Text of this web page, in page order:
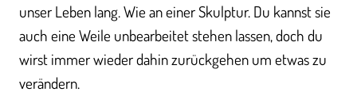
unser Leben lang. Wie an einer Skulptur. Du kannst sie
auch eine Weile unbearbeitet stehen lassen, doch du
wirst immer wieder dahin zurückgehen um etwas zu
verändern.